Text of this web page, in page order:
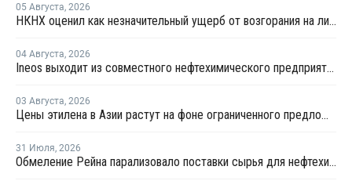
05 Августа, 2026
НКНХ оценил как незначительный ущерб от возгорания на линии полистирола
04 Августа, 2026
Ineos выходит из совместного нефтехимического предприятия с Sinopec
03 Августа, 2026
Цены этилена в Азии растут на фоне ограниченного предложения
31 Июля, 2026
Обмеление Рейна парализовало поставки сырья для нефтехимии Германии